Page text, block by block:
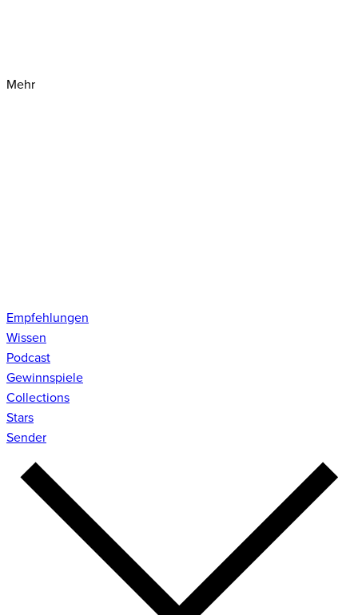
Mehr
Empfehlungen
Wissen
Podcast
Gewinnspiele
Collections
Stars
Sender